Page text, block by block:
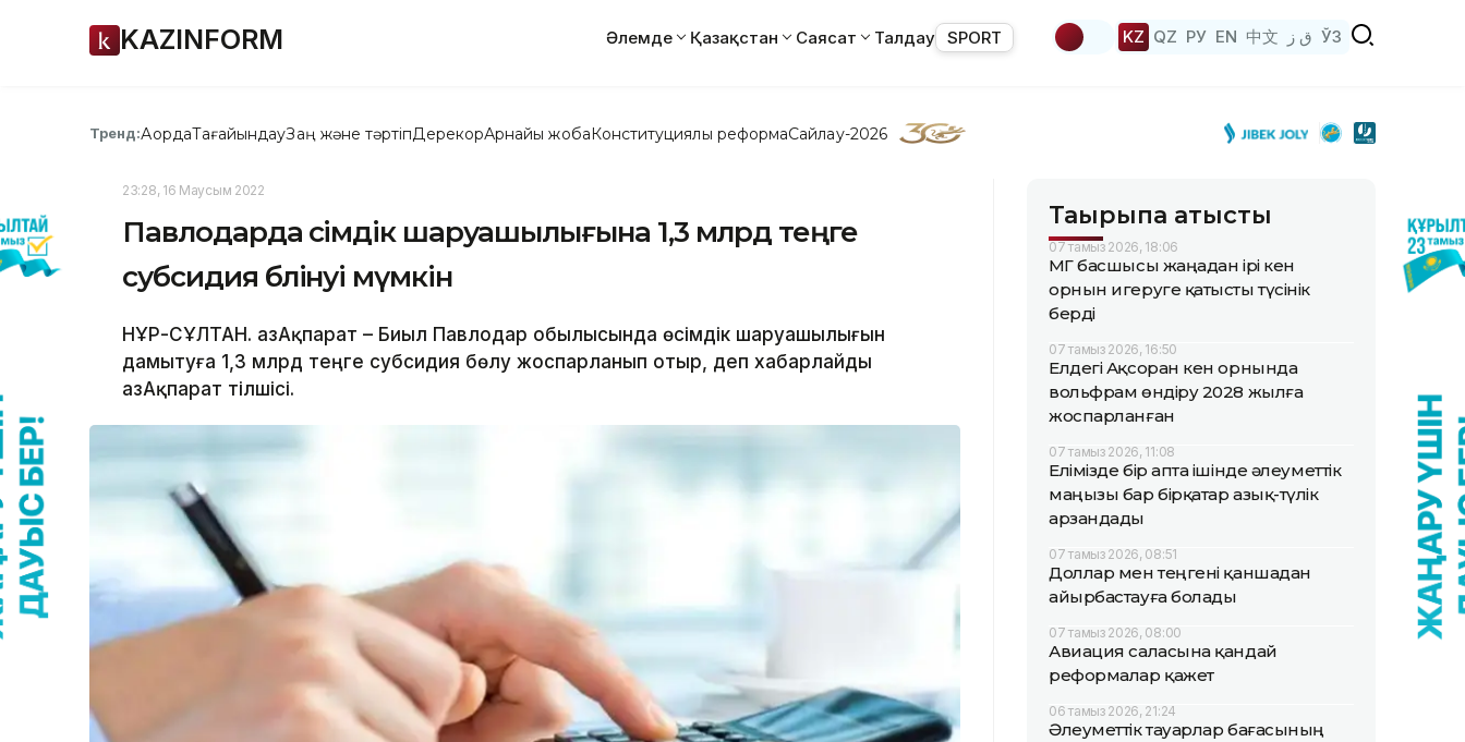
KAZINFORM Әлемде Қазақстан Саясат Талдау SPORT KZ QZ РУ EN 中文 ق ز ЎЗ
Тренд:АқордаТағайындауЗаң және тәртіпДерекқорАрнайы жобаКонституциялық реформаСайлау-2026
23:28, 16 Маусым 2022
Павлодарда өсімдік шаруашылығына 1,3 млрд теңге
субсидия бөлінуі мүмкін
НҰР-СҰЛТАН. ҚазАқпарат – Биыл Павлодар обылысында өсімдік шаруашылығын
дамытуға 1,3 млрд теңге субсидия бөлу жоспарланып отыр, деп хабарлайды
ҚазАқпарат тілшісі.
Тақырыпқа қатысты
07 тамыз 2026, 18:06
ҚМГ басшысы жаңадан ірі кен
орнын игеруге қатысты түсінік
берді
07 тамыз 2026, 16:50
Елдегі Ақсоран кен орнында
вольфрам өндіру 2028 жылға
жоспарланған
07 тамыз 2026, 11:08
Елімізде бір апта ішінде әлеуметтік
маңызы бар бірқатар азық-түлік
арзандады
07 тамыз 2026, 08:51
Доллар мен теңгені қаншадан
айырбастауға болады
07 тамыз 2026, 08:00
Авиация саласына қандай
реформалар қажет
06 тамыз 2026, 21:24
Әлеуметтік тауарлар бағасының